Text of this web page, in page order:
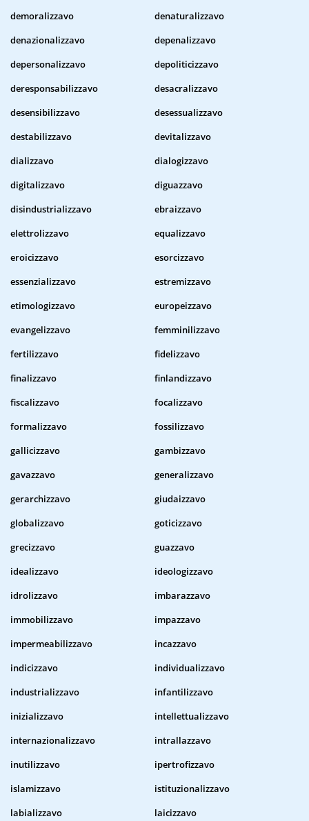
demoralizzavo
denaturalizzavo
denazionalizzavo
depenalizzavo
depersonalizzavo
depoliticizzavo
deresponsabilizzavo
desacralizzavo
desensibilizzavo
desessualizzavo
destabilizzavo
devitalizzavo
dializzavo
dialogizzavo
digitalizzavo
diguazzavo
disindustrializzavo
ebraizzavo
elettrolizzavo
equalizzavo
eroicizzavo
esorcizzavo
essenzializzavo
estremizzavo
etimologizzavo
europeizzavo
evangelizzavo
femminilizzavo
fertilizzavo
fidelizzavo
finalizzavo
finlandizzavo
fiscalizzavo
focalizzavo
formalizzavo
fossilizzavo
gallicizzavo
gambizzavo
gavazzavo
generalizzavo
gerarchizzavo
giudaizzavo
globalizzavo
goticizzavo
grecizzavo
guazzavo
idealizzavo
ideologizzavo
idrolizzavo
imbarazzavo
immobilizzavo
impazzavo
impermeabilizzavo
incazzavo
indicizzavo
individualizzavo
industrializzavo
infantilizzavo
inizializzavo
intellettualizzavo
internazionalizzavo
intrallazzavo
inutilizzavo
ipertrofizzavo
islamizzavo
istituzionalizzavo
labializzavo
laicizzavo